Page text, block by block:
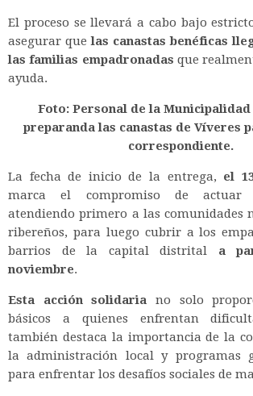
El proceso se llevará a cabo bajo
asegurar quelas canastas benéficas
las familias empadronadas que
ayuda.
Foto: Personal de la Municipalidad
preparanda las canastas de Víveres
correspondiente.
La fecha de inicio de la entrega, el
marca el compromiso de actuar
atendiendo primero a las comunidades
ribereños, para luego cubrir a los
barrios de la capital distrital a
noviembre.
Esta acción solidaria no solo
básicos a quienes enfrentan
también destaca la importancia de la
la administración local y programas
para enfrentar los desafíos sociales de